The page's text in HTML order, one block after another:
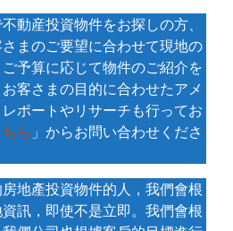
動産投資物件をお探しの方、
まのご要望に合わせて現地の
予算に応じて物件のご紹介を
客さまの目的に合わせたアメ
ポートやリサーチも行ってお
ら 」からお問い合わせくださ
地產投資物件的人，我們會根
訊，即使不是立即。我們會根